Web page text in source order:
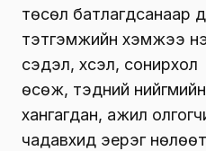
төсөл батлагдсанаар
тэтгэмжийн хэмжээ
сэдэл, хүсэл, сонирхол
өсөж, тэдний
хангагдан, ажил
чадавхид эерэг нөлөө